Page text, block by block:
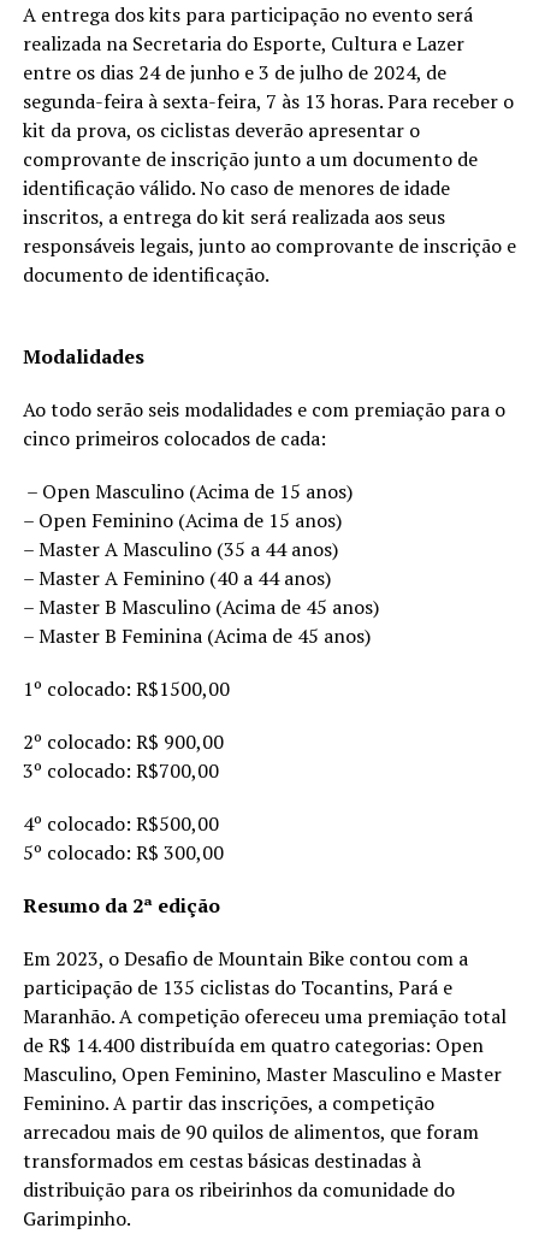
A entrega dos kits para participação no evento será
realizada na Secretaria do Esporte, Cultura e Lazer
entre os dias 24 de junho e 3 de julho de 2024, de
segunda-feira à sexta-feira, 7 às 13 horas. Para receber o
kit da prova, os ciclistas deverão apresentar o
comprovante de inscrição junto a um documento de
identificação válido. No caso de menores de idade
inscritos, a entrega do kit será realizada aos seus
responsáveis legais, junto ao comprovante de inscrição e
documento de identificação.
Modalidades
Ao todo serão seis modalidades e com premiação para o
cinco primeiros colocados de cada:
– Open Masculino (Acima de 15 anos)
– Open Feminino (Acima de 15 anos)
– Master A Masculino (35 a 44 anos)
– Master A Feminino (40 a 44 anos)
– Master B Masculino (Acima de 45 anos)
– Master B Feminina (Acima de 45 anos)
1º colocado: R$1500,00
2º colocado: R$ 900,00
3º colocado: R$700,00
4º colocado: R$500,00
5º colocado: R$ 300,00
Resumo da 2ª edição
Em 2023, o Desafio de Mountain Bike contou com a
participação de 135 ciclistas do Tocantins, Pará e
Maranhão. A competição ofereceu uma premiação total
de R$ 14.400 distribuída em quatro categorias: Open
Masculino, Open Feminino, Master Masculino e Master
Feminino. A partir das inscrições, a competição
arrecadou mais de 90 quilos de alimentos, que foram
transformados em cestas básicas destinadas à
distribuição para os ribeirinhos da comunidade do
Garimpinho.